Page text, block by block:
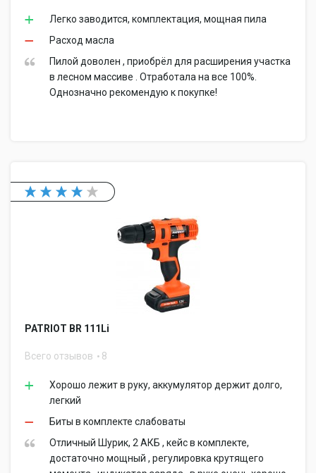
Легко заводится, комплектация, мощная пила
Расход масла
Пилой доволен , приобрёл для расширения участка
в лесном массиве . Отработала на все 100%.
Однозначно рекомендую к покупке!
PATRIOT BR 111Li
Всего отзывов 8
Хорошо лежит в руку, аккумулятор держит долго,
легкий
Биты в комплекте слабоваты
Отличный Шурик, 2 АКБ , кейс в комплекте,
достаточно мощный , регулировка крутящего